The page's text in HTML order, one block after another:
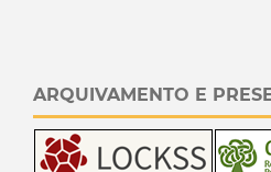
ARQUIVAMENTO E